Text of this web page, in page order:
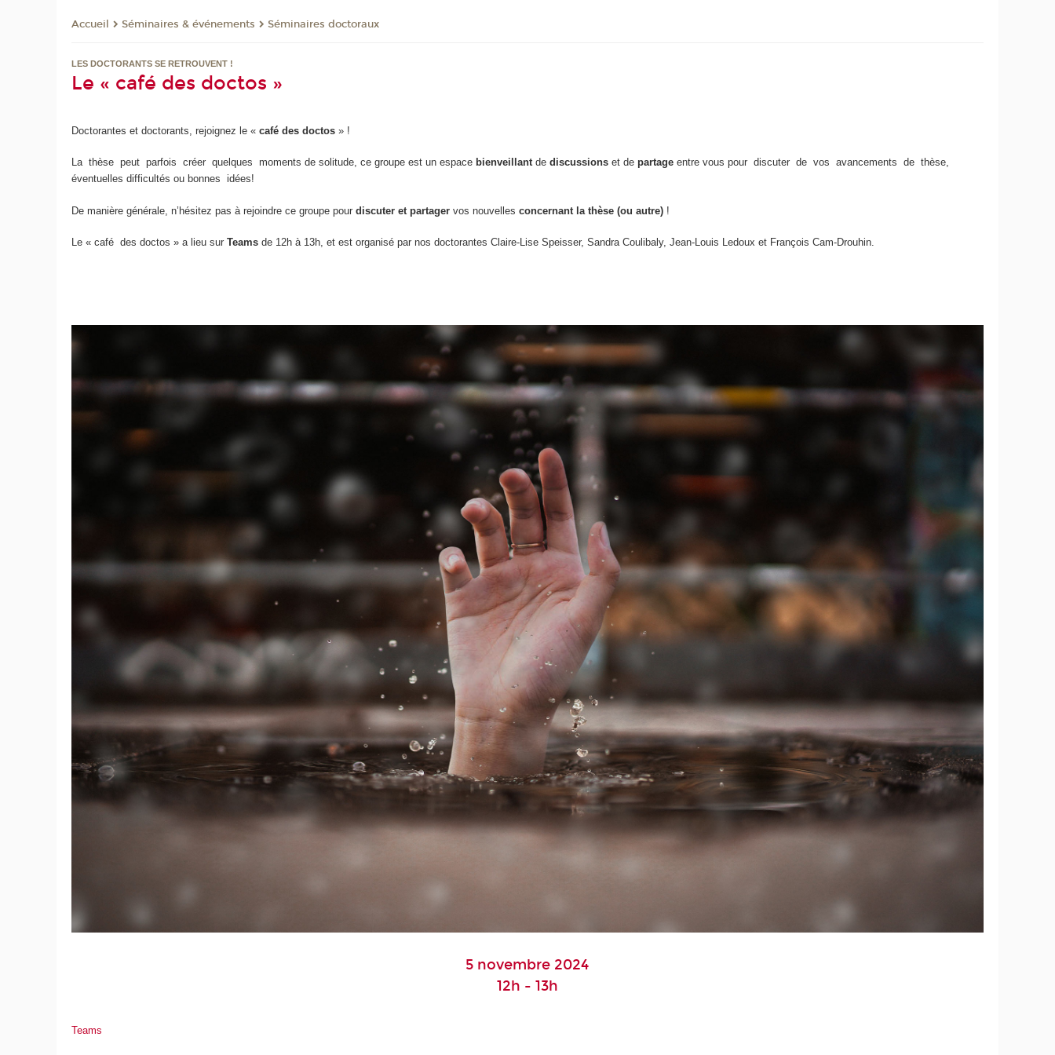
Accueil Séminaires & événements Séminaires doctoraux
LES DOCTORANTS SE RETROUVENT !
Le « café des doctos »
Doctorantes et doctorants, rejoignez le «café des doctos » !
La thèse peut parfois créer quelques moments de solitude, ce groupe est un espace bienveillantdediscussionset departageentre vous pour discuter de vos avancements de thèse,
éventuelles difficultés ou bonnes idées!
De manière générale, n’hésitez pas à rejoindre ce groupe pour discuter et partager vos nouvelles concernant la thèse (ou autre) !
Le « café des doctos » a lieu surTeamsde 12h à 13h, et est organisé par nos doctorantes Claire-Lise Speisser, Sandra Coulibaly, Jean-Louis Ledoux et François Cam-Drouhin.
5 novembre 2024
12h - 13h
Teams